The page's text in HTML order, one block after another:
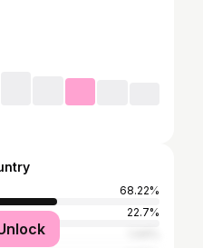
68.22%
22.7%